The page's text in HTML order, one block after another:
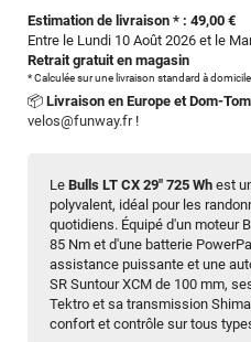
Le Bulls LT CX 29" 725 Wh est
polyvalent, idéal pour les
quotidiens. Équipé d'un moteur
85 Nm et d'une batterie
assistance puissante et une
SR Suntour XCM de 100 mm,
Tektro et sa transmission
confort et contrôle sur tous
Estimation de livraison * : 49,00 €
Entre le Lundi 10 Août 2026 et le
Retrait gratuit en magasin
* Calculée sur une livraison standard à
📦 Livraison en Europe et Dom-Tom
velos@funway.fr!